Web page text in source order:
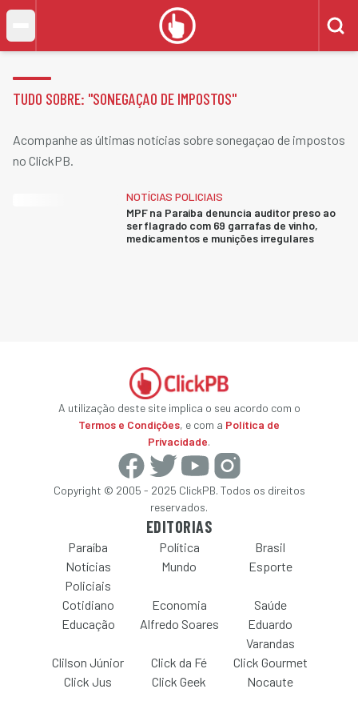
TUDO SOBRE: "SONEGAÇAO DE IMPOSTOS"
Acompanhe as últimas notícias sobre sonegaçao de impostos
no ClickPB.
NOTÍCIAS POLICIAIS
MPF na Paraíba denuncia auditor preso ao
ser flagrado com 69 garrafas de vinho,
medicamentos e munições irregulares
A utilização deste site implica o seu acordo com o
Termos e Condições, e com a Política de
Privacidade.
Copyright © 2005 - 2025 ClickPB. Todos os direitos
reservados.
EDITORIAS
Paraíba Política
Brasil
Notícias
Policiais
Mundo Esporte
Cotidiano Economia
Saúde
Educação
Alfredo Soares
Eduardo
Varandas
Clilson Júnior
Click da Fé
Click Gourmet
Click Jus
Click Geek Nocaute